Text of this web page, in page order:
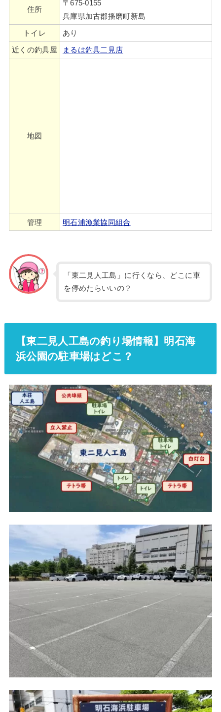
住所
〒675-0155
兵庫県加古郡播磨町新島
トイレ
あり
近くの釣具屋
まるは釣具二見店
地図
管理 明石浦漁業協同組合
「東二見人工島」に行くなら、どこに車
を停めたらいいの？
【東二見人工島の釣り場情報】明石海
浜公園の駐車場はどこ？